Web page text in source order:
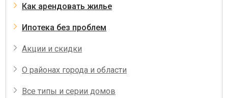
Как арендовать жилье
Ипотека без проблем
Акции и скидки
О районах города и области
Все типы и серии домов